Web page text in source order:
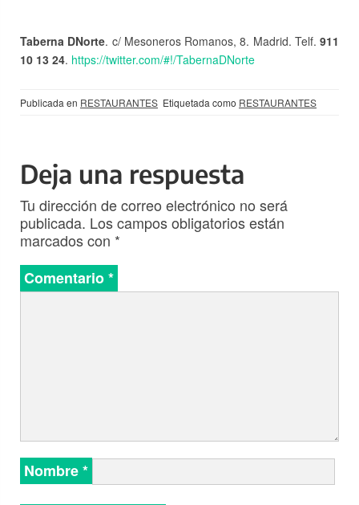
Taberna DNorte. c/ Mesoneros Romanos, 8. Madrid. Telf. 911
10 13 24. https://twitter.com/#!/TabernaDNorte
Publicada en RESTAURANTES Etiquetada como RESTAURANTES
Deja una respuesta
Tu dirección de correo electrónico no será
publicada. Los campos obligatorios están
marcados con *
Comentario*
Nombre*